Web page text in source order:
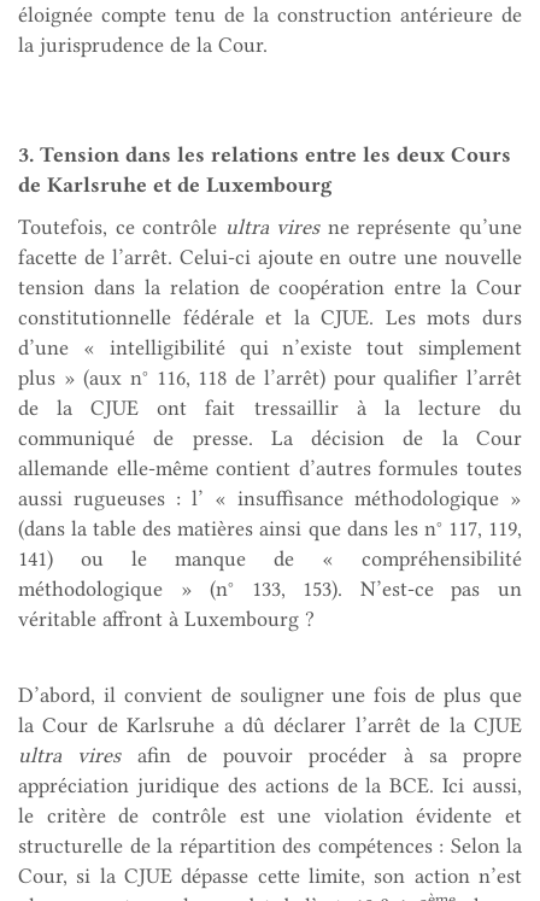
éloignée compte tenu de la construction antérieure de
la jurisprudence de la Cour.
3. Tension dans les relations entre les deux Cours
de Karlsruhe et de Luxembourg
Toutefois, ce contrôle ultra viresne représente qu’une
facette de l’arrêt. Celui-ci ajoute en outre une nouvelle
tension dans la relation de coopération entre la Cour
constitutionnelle fédérale et la CJUE. Les mots durs
d’une « intelligibilité qui n’existe tout simplement
plus » (aux n° 116, 118 de l’arrêt) pour qualifier l’arrêt
de la CJUE ont fait tressaillir à la lecture du
communiqué de presse. La décision de la Cour
allemande elle-même contient d’autres formules toutes
aussi rugueuses : l’ « insuffisance méthodologique »
(dans la table des matières ainsi que dans les n° 117, 119,
141) ou le manque de « compréhensibilité
méthodologique » (n° 133, 153). N’est-ce pas un
véritable affront à Luxembourg ?
D’abord, il convient de souligner une fois de plus que
la Cour de Karlsruhe a dû déclarer l’arrêt de la CJUE
ultra vires afin de pouvoir procéder à sa propre
appréciation juridique des actions de la BCE. Ici aussi,
le critère de contrôle est une violation évidente et
structurelle de la répartition des compétences : Selon la
Cour, si la CJUE dépasse cette limite, son action n’est